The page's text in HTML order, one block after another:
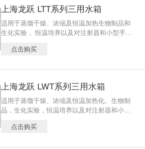
上海龙跃 LTT系列三用水箱
适用于蒸馏干燥、浓缩及恒温加热生物制品和
生化实验， 恒温培养以及对注射器和小型手术
质冷轧钢板制成，表面喷塑处理 ☆工作室及下
微电脑智能控温仪，精度高，无超调，多组数
据一屏显示，有温度修正功能、定时功能，使
用方便，更具有人性化设计。
点击购买
上海龙跃 LWT系列三用水箱
适用于蒸馏干燥、浓缩及恒温加热化、生物制
品，生化实验，恒温培养以及对注射器和小型
点击购买